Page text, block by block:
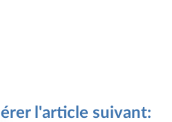
l'article suivant: